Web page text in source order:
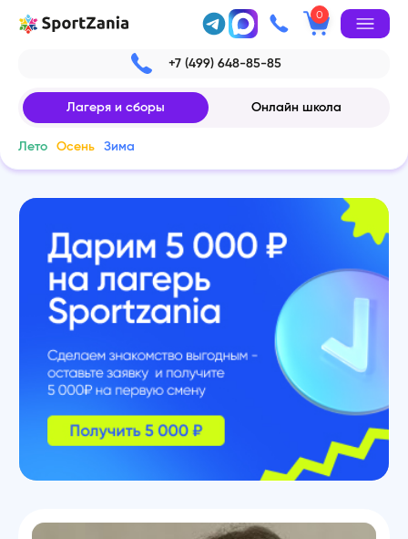
0
+7 (499) 648-85-85
Лагеря и сборы Онлайн школа
Лето Осень Зима